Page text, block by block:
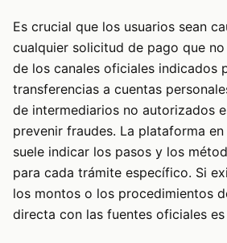
Es crucial que los usuarios sean
cualquier solicitud de pago que
de los canales oficiales indicados
transferencias a cuentas
de intermediarios no autorizados
prevenir fraudes. La plataforma en
suele indicar los pasos y los
para cada trámite específico. Si
los montos o los procedimientos
directa con las fuentes oficiales